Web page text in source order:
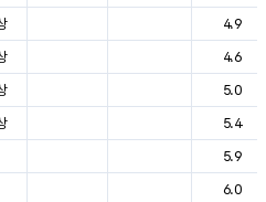
4.9
4.6
5.0
5.4
5.9
6.0